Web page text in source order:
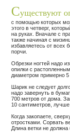
Существуют
с помощью которых
этого в четверг,
на руках. Вначале с
также начиная с
избавляетесь от всех
порчи.
Обрезки ногтей надо
опилки с
диаметром примерно 5
Шарик не следует
надо завернуть в
700 метров от дома.
10 сантиметров, лучше
Когда закопаете,
отростками. Сорвать
Длина ветки не